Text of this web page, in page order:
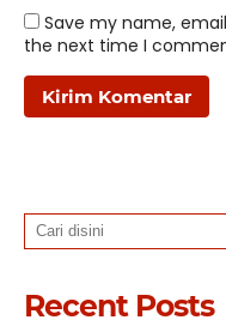
Save my name,
the next time I
Search
Recent Posts